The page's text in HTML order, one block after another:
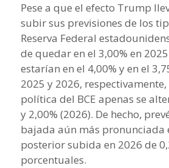
Pese a que el efecto Trump
subir sus previsiones de los
Reserva Federal
de quedar en el 3,00% en
estarían en el 4,00% y en el
2025 y 2026,
política del BCE apenas se
y 2,00% (2026). De hecho,
bajada aún más pronunciada
posterior subida en 2026 de
porcentuales.